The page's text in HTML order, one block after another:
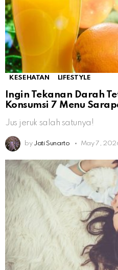
KESEHATAN LIFESTYLE
Ingin Tekanan Darah
Konsumsi 7 Menu
Jus jeruk salah satunya!
by Jati Sunarto May 7,